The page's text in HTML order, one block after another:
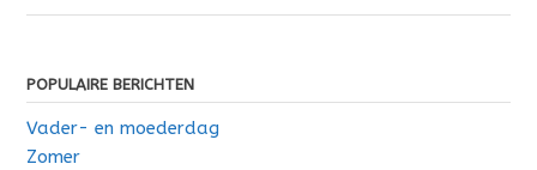
POPULAIRE BERICHTEN
Vader- en moederdag
Zomer